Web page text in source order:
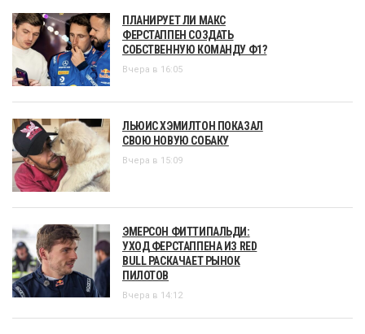
ПЛАНИРУЕТ ЛИ МАКС
ФЕРСТАППЕН СОЗДАТЬ
СОБСТВЕННУЮ КОМАНДУ Ф1?
Вчера в 16:05
ЛЬЮИС ХЭМИЛТОН ПОКАЗАЛ
СВОЮ НОВУЮ СОБАКУ
Вчера в 15:09
ЭМЕРСОН ФИТТИПАЛЬДИ:
УХОД ФЕРСТАППЕНА ИЗ RED
BULL РАСКАЧАЕТ РЫНОК
ПИЛОТОВ
Вчера в 14:12